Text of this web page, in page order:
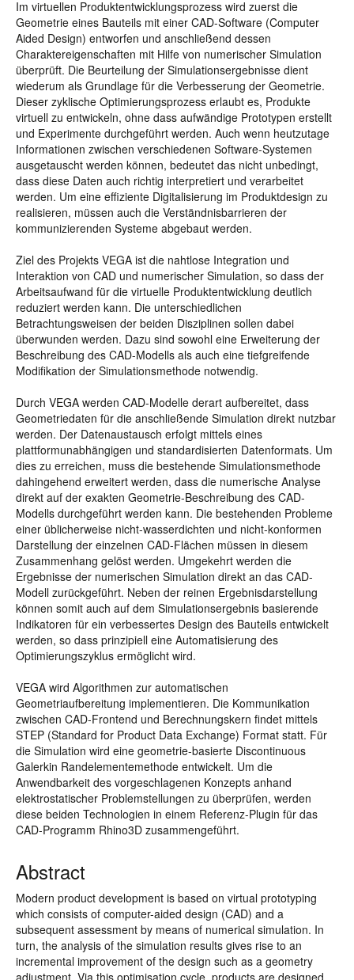
Im virtuellen Produktentwicklungsprozess wird zuerst die
Geometrie eines Bauteils mit einer CAD-Software (Computer
Aided Design) entworfen und anschließend dessen
Charaktereigenschaften mit Hilfe von numerischer Simulation
überprüft. Die Beurteilung der Simulationsergebnisse dient
wiederum als Grundlage für die Verbesserung der Geometrie.
Dieser zyklische Optimierungsprozess erlaubt es, Produkte
virtuell zu entwickeln, ohne dass aufwändige Prototypen erstellt
und Experimente durchgeführt werden. Auch wenn heutzutage
Informationen zwischen verschiedenen Software-Systemen
ausgetauscht werden können, bedeutet das nicht unbedingt,
dass diese Daten auch richtig interpretiert und verarbeitet
werden. Um eine effiziente Digitalisierung im Produktdesign zu
realisieren, müssen auch die Verständnisbarrieren der
kommunizierenden Systeme abgebaut werden.
Ziel des Projekts VEGA ist die nahtlose Integration und
Interaktion von CAD und numerischer Simulation, so dass der
Arbeitsaufwand für die virtuelle Produktentwicklung deutlich
reduziert werden kann. Die unterschiedlichen
Betrachtungsweisen der beiden Disziplinen sollen dabei
überwunden werden. Dazu sind sowohl eine Erweiterung der
Beschreibung des CAD-Modells als auch eine tiefgreifende
Modifikation der Simulationsmethode notwendig.
Durch VEGA werden CAD-Modelle derart aufbereitet, dass
Geometriedaten für die anschließende Simulation direkt nutzbar
werden. Der Datenaustausch erfolgt mittels eines
plattformunabhängigen und standardisierten Datenformats. Um
dies zu erreichen, muss die bestehende Simulationsmethode
dahingehend erweitert werden, dass die numerische Analyse
direkt auf der exakten Geometrie-Beschreibung des CAD-
Modells durchgeführt werden kann. Die bestehenden Probleme
einer üblicherweise nicht-wasserdichten und nicht-konformen
Darstellung der einzelnen CAD-Flächen müssen in diesem
Zusammenhang gelöst werden. Umgekehrt werden die
Ergebnisse der numerischen Simulation direkt an das CAD-
Modell zurückgeführt. Neben der reinen Ergebnisdarstellung
können somit auch auf dem Simulationsergebnis basierende
Indikatoren für ein verbessertes Design des Bauteils entwickelt
werden, so dass prinzipiell eine Automatisierung des
Optimierungszyklus ermöglicht wird.
VEGA wird Algorithmen zur automatischen
Geometriaufbereitung implementieren. Die Kommunikation
zwischen CAD-Frontend und Berechnungskern findet mittels
STEP (Standard for Product Data Exchange) Format statt. Für
die Simulation wird eine geometrie-basierte Discontinuous
Galerkin Randelementemethode entwickelt. Um die
Anwendbarkeit des vorgeschlagenen Konzepts anhand
elektrostatischer Problemstellungen zu überprüfen, werden
diese beiden Technologien in einem Referenz-Plugin für das
CAD-Programm Rhino3D zusammengeführt.
Abstract
Modern product development is based on virtual prototyping
which consists of computer-aided design (CAD) and a
subsequent assessment by means of numerical simulation. In
turn, the analysis of the simulation results gives rise to an
incremental improvement of the design such as a geometry
adjustment. Via this optimisation cycle, products are designed